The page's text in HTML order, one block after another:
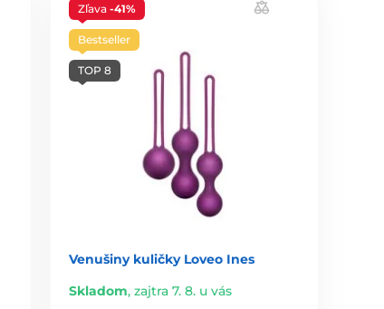
Zľava-41%
Bestseller
TOP 8
Venušiny kuličky Loveo Ines
Skladom,zajtra 7. 8. u vás